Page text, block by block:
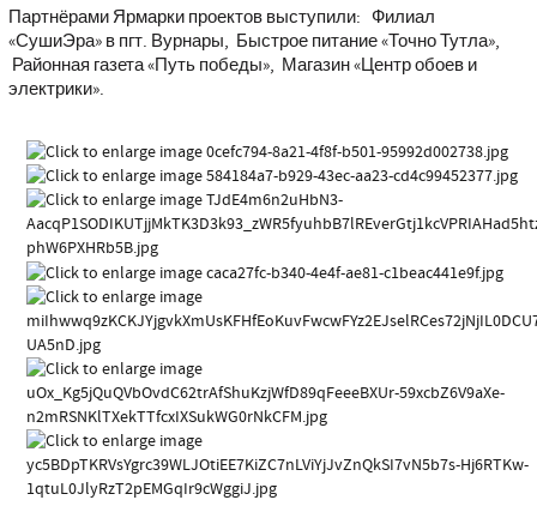
Партнёрами Ярмарки проектов выступили: Филиал
«СушиЭра» в пгт. Вурнары, Быстрое питание «Точно Тутла»,
Районная газета «Путь победы», Магазин «Центр обоев и
электрики».